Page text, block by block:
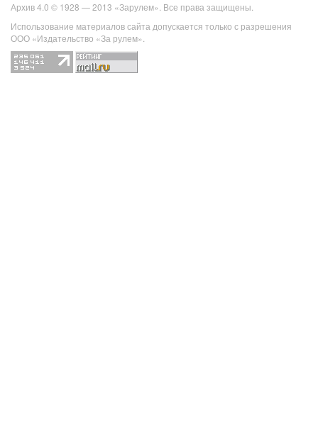
Архив 4.0 © 1928 — 2013 «Зарулем». Все права защищены.
Использование материалов сайта допускается только с разрешения
ООО «Издательство «За рулем».